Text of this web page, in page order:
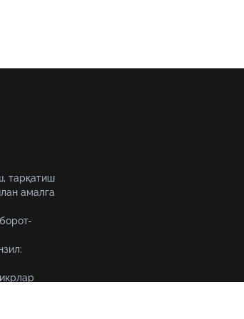
тарқатиш
амалга